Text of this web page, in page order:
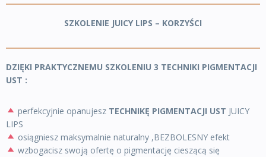
SZKOLENIE JUICY LIPS – KORZYŚCI
DZIĘKI PRAKTYCZNEMU SZKOLENIU 3 TECHNIKI PIGMENTACJI
UST :
perfekcyjnie opanujesz TECHNIKĘ PIGMENTACJI UST JUICY
LIPS
osiągniesz maksymalnie naturalny ,BEZBOLESNY efekt
wzbogacisz swoją ofertę o pigmentację cieszącą się